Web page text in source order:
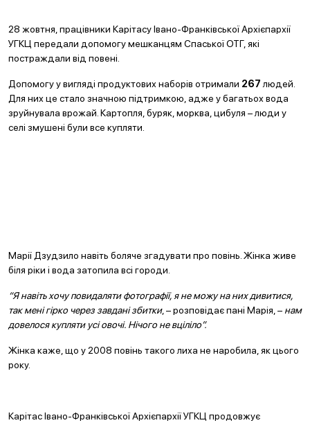
28 жовтня, працівники Карітасу Івано-Франківської Архієпархії
УГКЦ передали допомогу мешканцям Спаської ОТГ, які
постраждали від повені.
Допомогу у вигляді продуктових наборів отримали 267 людей.
Для них це стало значною підтримкою, адже у багатьох вода
зруйнувала врожай. Картопля, буряк, морква, цибуля – люди у
селі змушені були все купляти.
Марії Дзудзило навіть боляче згадувати про повінь. Жінка живе
біля ріки і вода затопила всі городи.
“Я навіть хочу повидаляти фотографії, я не можу на них дивитися,
так мені гірко через завдані збитки, – розповідає пані Марія, – нам
довелося купляти усі овочі. Нічого не вціліло”.
Жінка каже, що у 2008 повінь такого лиха не наробила, як цього
року.
Карітас Івано-Франківської Архієпархії УГКЦ продовжує